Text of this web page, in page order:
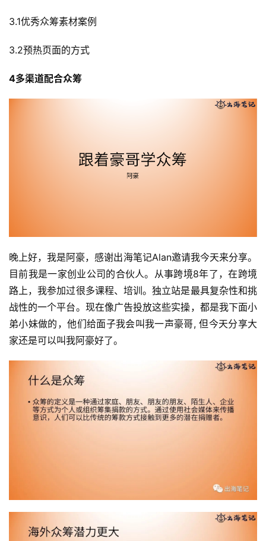
3.1优秀众筹素材案例
3.2预热页面的方式
4多渠道配合众筹
晚上好，我是阿豪，感谢出海笔记Alan邀请我今天来分享。
目前我是一家创业公司的合伙人。从事跨境8年了，在跨境
路上，我参加过很多课程、培训。独立站是最具复杂性和挑
战性的一个平台。现在像广告投放这些实操，都是我下面小
弟小妹做的，他们给面子我会叫我一声豪哥, 但今天分享大
家还是可以叫我阿豪好了。